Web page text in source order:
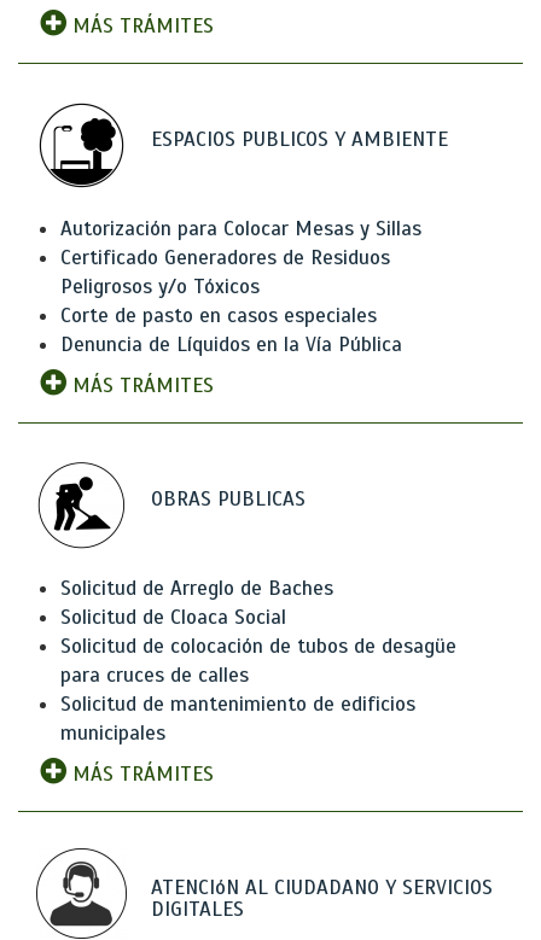
MÁS TRÁMITES
ESPACIOS PUBLICOS Y AMBIENTE
Autorización para Colocar Mesas y Sillas
Certificado Generadores de Residuos
Peligrosos y/o Tóxicos
Corte de pasto en casos especiales
Denuncia de Líquidos en la Vía Pública
MÁS TRÁMITES
OBRAS PUBLICAS
Solicitud de Arreglo de Baches
Solicitud de Cloaca Social
Solicitud de colocación de tubos de desagüe
para cruces de calles
Solicitud de mantenimiento de edificios
municipales
MÁS TRÁMITES
ATENCIóN AL CIUDADANO Y SERVICIOS
DIGITALES